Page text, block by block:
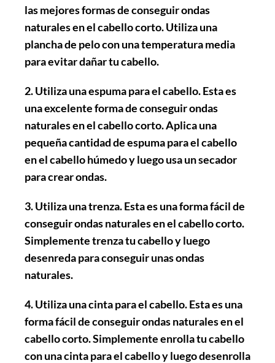
las mejores formas de conseguir ondas
naturales en el cabello corto. Utiliza una
plancha de pelo con una temperatura media
para evitar dañar tu cabello.
2. Utiliza una espuma para el cabello. Esta es
una excelente forma de conseguir ondas
naturales en el cabello corto. Aplica una
pequeña cantidad de espuma para el cabello
en el cabello húmedo y luego usa un secador
para crear ondas.
3. Utiliza una trenza. Esta es una forma fácil de
conseguir ondas naturales en el cabello corto.
Simplemente trenza tu cabello y luego
desenreda para conseguir unas ondas
naturales.
4. Utiliza una cinta para el cabello. Esta es una
forma fácil de conseguir ondas naturales en el
cabello corto. Simplemente enrolla tu cabello
con una cinta para el cabello y luego desenrolla